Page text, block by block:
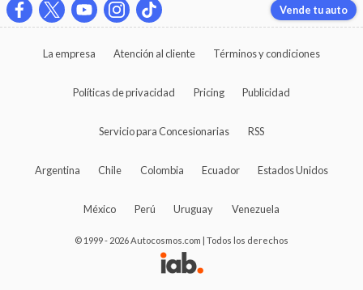
Vende tu auto
La empresa Atención al cliente Términos y condiciones
Políticas de privacidad Pricing Publicidad
Servicio para Concesionarias RSS
Argentina Chile Colombia Ecuador Estados Unidos
México Perú Uruguay Venezuela
© 1999 - 2026 Autocosmos.com | Todos los derechos